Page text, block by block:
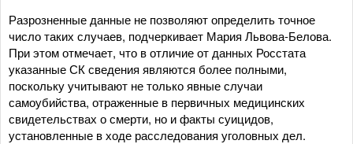
Разрозненные данные не позволяют определить точное
число таких случаев, подчеркивает Мария Львова-Белова.
При этом отмечает, что в отличие от данных Росстата
указанные СК сведения являются более полными,
поскольку учитывают не только явные случаи
самоубийства, отраженные в первичных медицинских
свидетельствах о смерти, но и факты суицидов,
установленные в ходе расследования уголовных дел.